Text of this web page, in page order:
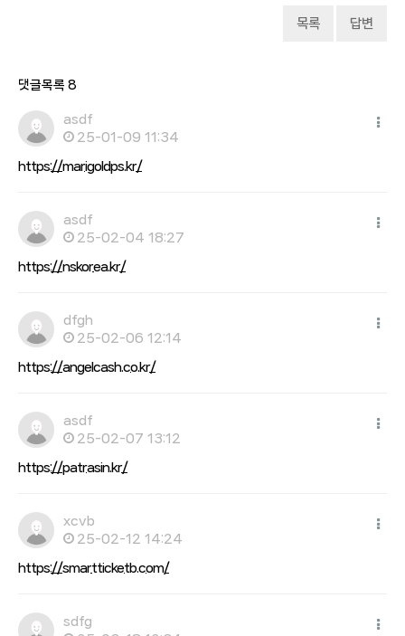
목록 답변
댓글목록 8
asdf
25-01-09 11:34
https://marigoldps.kr/
asdf
25-02-04 18:27
https://nskorea.kr/
dfgh
25-02-06 12:14
https://angelcash.co.kr/
asdf
25-02-07 13:12
https://patrasin.kr/
xcvb
25-02-12 14:24
https://smartticketb.com/
sdfg